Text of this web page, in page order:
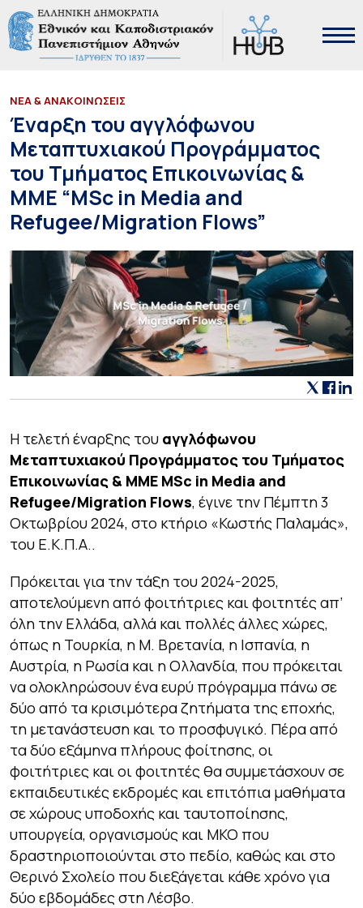
ΝΕΑ & ΑΝΑΚΟΙΝΩΣΕΙΣ
Έναρξη του αγγλόφωνου
Μεταπτυχιακού Προγράμματος
του Τμήματος Επικοινωνίας &
ΜΜΕ “MSc in Media and
Refugee/Migration Flows”
Η τελετή έναρξης του αγγλόφωνου
Μεταπτυχιακού Προγράμματος του Τμήματος
Επικοινωνίας & ΜΜΕ MSc in Media and
Refugee/Migration Flows, έγινε την Πέμπτη 3
Οκτωβρίου 2024, στο κτήριο «Κωστής Παλαμάς»,
του Ε.Κ.Π.Α..
Πρόκειται για την τάξη του 2024-2025,
αποτελούμενη από φοιτήτριες και φοιτητές απ’
όλη την Ελλάδα, αλλά και πολλές άλλες χώρες,
όπως η Τουρκία, η Μ. Βρετανία, η Ισπανία, η
Αυστρία, η Ρωσία και η Ολλανδία, που πρόκειται
να ολοκληρώσουν ένα ευρύ πρόγραμμα πάνω σε
δύο από τα κρισιμότερα ζητήματα της εποχής,
τη μετανάστευση και το προσφυγικό. Πέρα από
τα δύο εξάμηνα πλήρους φοίτησης, οι
φοιτήτριες και οι φοιτητές θα συμμετάσχουν σε
εκπαιδευτικές εκδρομές και επιτόπια μαθήματα
σε χώρους υποδοχής και ταυτοποίησης,
υπουργεία, οργανισμούς και ΜΚΟ που
δραστηριοποιούνται στο πεδίο, καθώς και στο
Θερινό Σχολείο που διεξάγεται κάθε χρόνο για
δύο εβδομάδες στη Λέσβο.